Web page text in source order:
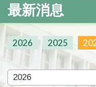
最新消息
2026 2025